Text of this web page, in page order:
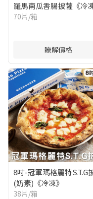
羅馬南瓜香腸披薩《冷
70片/箱
瞭解價格
8吋-冠軍瑪格麗特S.T.G
(奶素)《冷凍》
38片/箱